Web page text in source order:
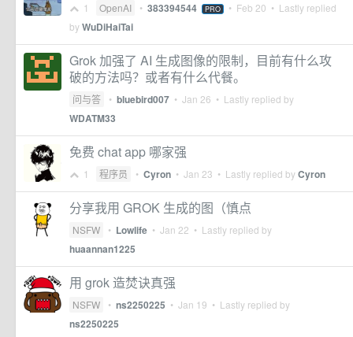
1 OpenAI • 383394544 PRO • Feb 20 • Lastly replied
byWuDiHaiTai
Grok 加强了 AI 生成图像的限制，目前有什么攻
破的方法吗？或者有什么代餐。
问与答 • bluebird007 • Jan 26 • Lastly replied by
WDATM33
免费 chat app 哪家强
1 程序员 • Cyron • Jan 23 • Lastly replied byCyron
分享我用 GROK 生成的图（慎点
NSFW • Lowlife • Jan 22 • Lastly replied by
huaannan1225
用 grok 造焚诀真强
NSFW • ns2250225 • Jan 19 • Lastly replied by
ns2250225